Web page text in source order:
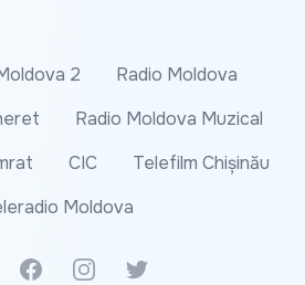
2
Radio Moldova
Radio Moldova Muzical
CIC
Telefilm Chișinău
Moldova
News
FacebookInstagramTwitter